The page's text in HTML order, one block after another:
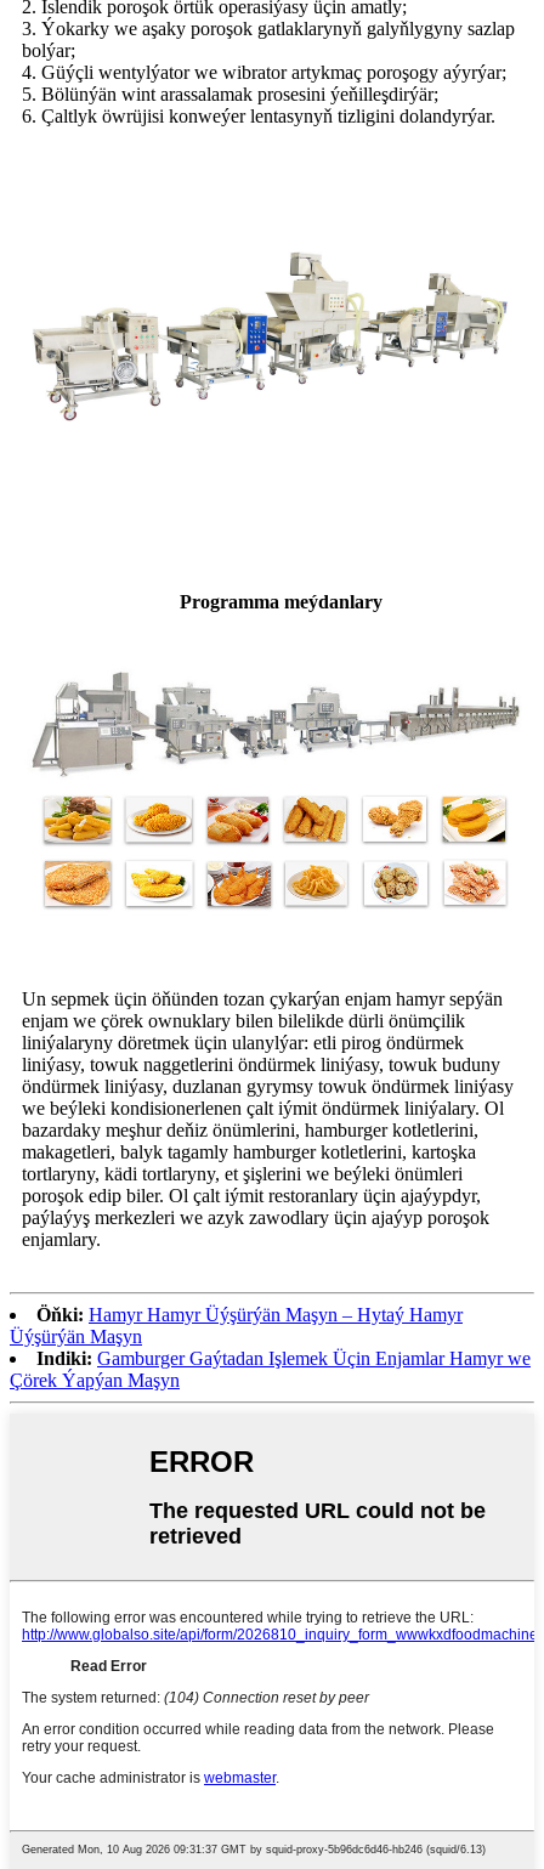
2. Islendik poroşok örtük operasiýasy üçin amatly;
3. Ýokarky we aşaky poroşok gatlaklarynyň galyňlygyny sazlap
bolýar;
4. Güýçli wentylýator we wibrator artykmaç poroşogy aýyrýar;
5. Bölünýän wint arassalamak prosesini ýeňilleşdirýär;
6. Çaltlyk öwrüjisi konweýer lentasynyň tizligini dolandyrýar.
Programma meýdanlary
Un sepmek üçin öňünden tozan çykarýan enjam hamyr sepýän
enjam we çörek ownuklary bilen bilelikde dürli önümçilik
liniýalaryny döretmek üçin ulanylýar: etli pirog öndürmek
liniýasy, towuk naggetlerini öndürmek liniýasy, towuk buduny
öndürmek liniýasy, duzlanan gyrymsy towuk öndürmek liniýasy
we beýleki kondisionerlenen çalt iýmit öndürmek liniýalary. Ol
bazardaky meşhur deňiz önümlerini, hamburger kotletlerini,
makagetleri, balyk tagamly hamburger kotletlerini, kartoşka
tortlaryny, kädi tortlaryny, et şişlerini we beýleki önümleri
poroşok edip biler. Ol çalt iýmit restoranlary üçin ajaýypdyr,
paýlaýyş merkezleri we azyk zawodlary üçin ajaýyp poroşok
enjamlary.
Öňki: Hamyr Hamyr Üýşürýän Maşyn – Hytaý Hamyr
Üýşürýän Maşyn
Indiki: Gamburger Gaýtadan Işlemek Üçin Enjamlar Hamyr we
Çörek Ýapýan Maşyn